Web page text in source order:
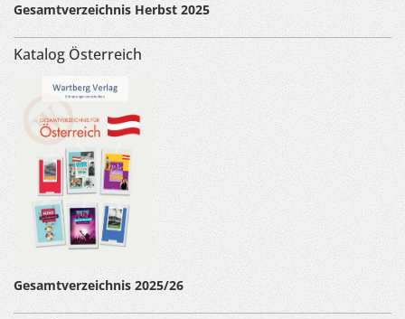
Gesamtverzeichnis Herbst 2025
Katalog Österreich
Gesamtverzeichnis 2025/26